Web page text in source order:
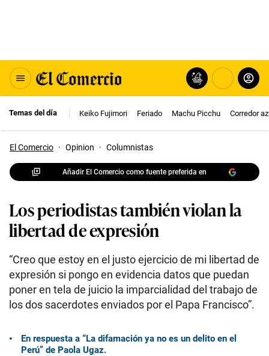
Temas del día Keiko Fujimori Feriado Machu Picchu Corredor
El Comercio · Opinion · Columnistas
Añadir El Comercio como fuente preferida en
Los periodistas también violan la
libertad de expresión
“Creo que estoy en el justo ejercicio de mi libertad de
expresión si pongo en evidencia datos que puedan
poner en tela de juicio la imparcialidad del trabajo de
los dos sacerdotes enviados por el Papa Francisco”.
En respuesta a “La difamación ya no es un delito en el
Perú” de Paola Ugaz.